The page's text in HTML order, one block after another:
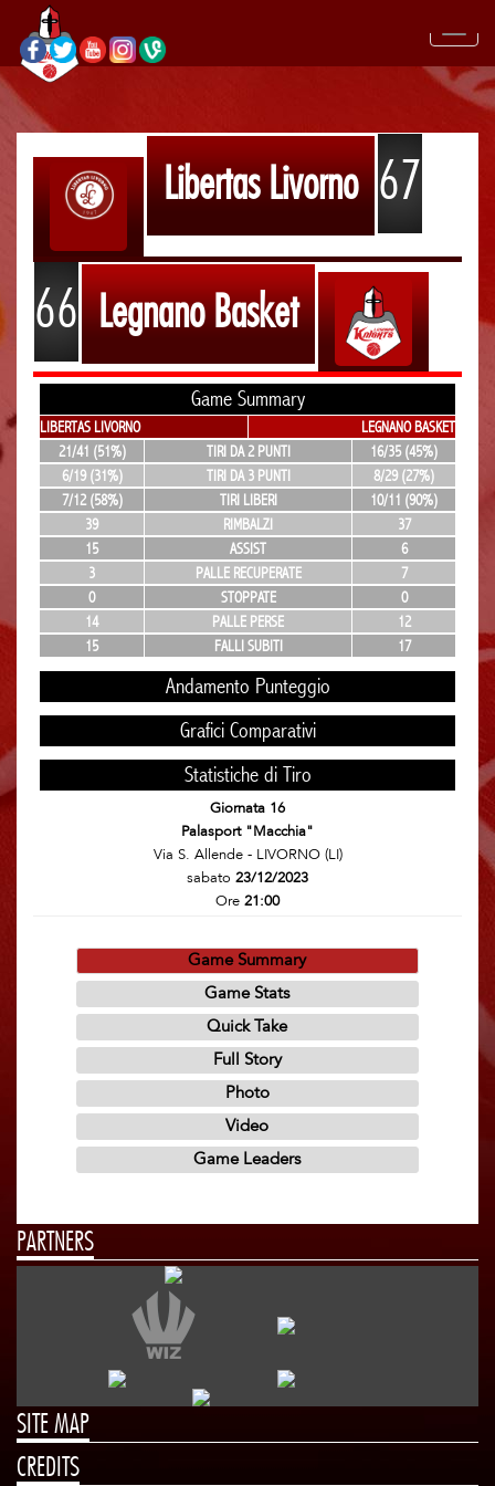
Libertas Livorno 67
66 Legnano Basket
Game Summary
LIBERTAS LIVORNO
LEGNANO BASKET
21/41 (51%)
TIRI DA 2 PUNTI
16/35 (45%)
6/19 (31%)
TIRI DA 3 PUNTI
8/29 (27%)
7/12 (58%)
TIRI LIBERI
10/11 (90%)
39
RIMBALZI
37
15
ASSIST
6
3
PALLE RECUPERATE
7
0
STOPPATE
0
14
PALLE PERSE
12
15
FALLI SUBITI 17
Andamento Punteggio
Grafici Comparativi
Statistiche di Tiro
Giornata 16
Palasport "Macchia"
Via S. Allende - LIVORNO (LI)
sabato 23/12/2023
Ore 21:00
PARTNERS
SITE MAP
CREDITS